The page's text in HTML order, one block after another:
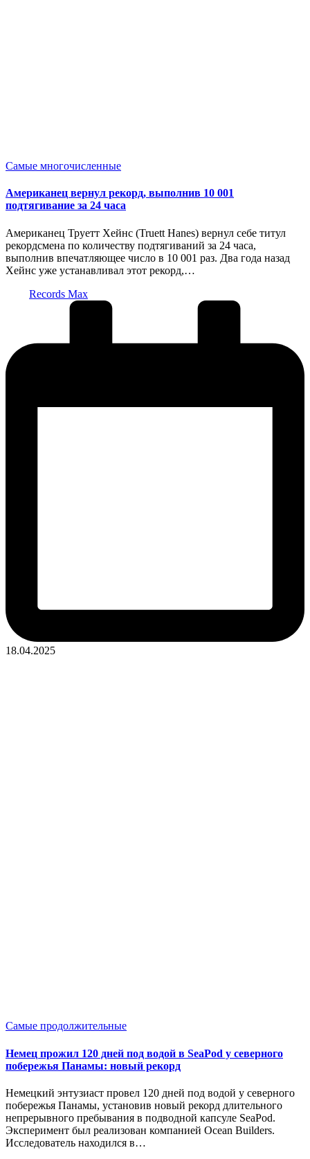
Опубликовано
Самые многочисленные
Американец вернул рекорд, выполнив 10 001
подтягивание за 24 часа
Американец Труетт Хейнс (Truett Hanes) вернул себе титул
рекордсмена по количеству подтягиваний за 24 часа,
выполнив впечатляющее число в 10 001 раз. Два года назад
Хейнс уже устанавливал этот рекорд,…
Records Max
18.04.2025
Опубликовано
Самые продолжительные
Немец прожил 120 дней под водой в SeaPod у северного
побережья Панамы: новый рекорд
Немецкий энтузиаст провел 120 дней под водой у северного
побережья Панамы, установив новый рекорд длительного
непрерывного пребывания в подводной капсуле SeaPod.
Эксперимент был реализован компанией Ocean Builders.
Исследователь находился в…